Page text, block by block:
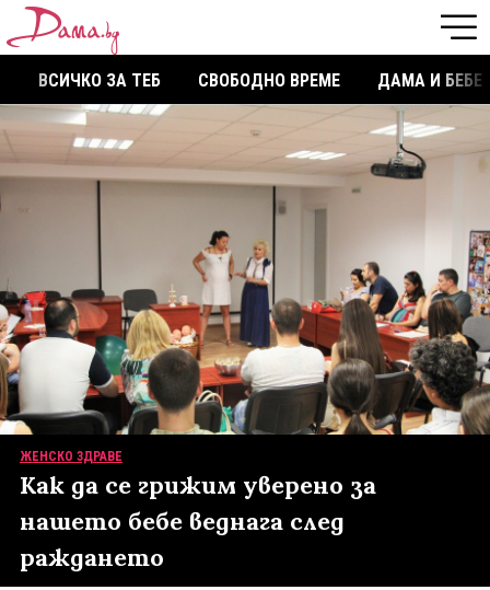
ВСИЧКО ЗА ТЕБ СВОБОДНО ВРЕМЕ ДАМА И БЕБЕ
ЖЕНСКО ЗДРАВЕ
Как да се грижим уверено за
нашето бебе веднага след
раждането